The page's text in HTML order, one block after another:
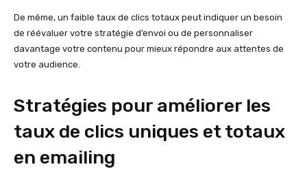
De même, un faible taux de clics totaux peut indiquer un besoin
de réévaluer votre stratégie d’envoi ou de personnaliser
davantage votre contenu pour mieux répondre aux attentes de
votre audience.
Stratégies pour améliorer les
taux de clics uniques et totaux
en emailing